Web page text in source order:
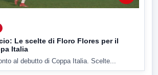
Le scelte di Floro Flores per il
Italia
al debutto di Coppa Italia. Scelte...